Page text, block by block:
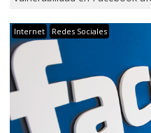
Internet Redes Sociales